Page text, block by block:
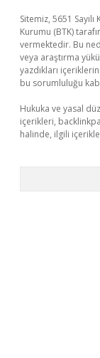
Sitemiz, 5651
Kurumu (BTK)
vermektedir. Bu
veya araştırma
yazdıkları
bu sorumluluğu
Hukuka ve yasal
içerikleri,
halinde, ilgili